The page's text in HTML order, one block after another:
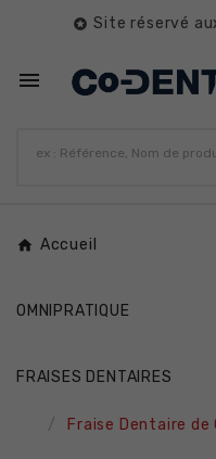
 Site réservé

Accueil
OMNIPRATIQUE
FRAISES DENTAIRES
Fraise Dentaire de